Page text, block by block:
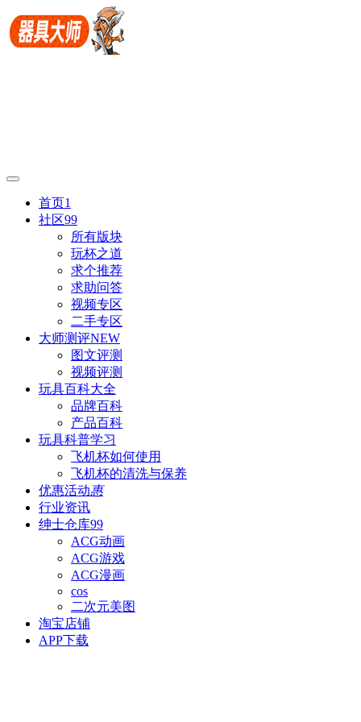
首页1
社区99
所有版块
玩杯之道
求个推荐
求助问答
视频专区
二手专区
大师测评NEW
图文评测
视频评测
玩具百科大全
品牌百科
产品百科
玩具科普学习
飞机杯如何使用
飞机杯的清洗与保养
优惠活动惠
行业资讯
绅士仓库99
ACG动画
ACG游戏
ACG漫画
cos
二次元美图
淘宝店铺
APP下载